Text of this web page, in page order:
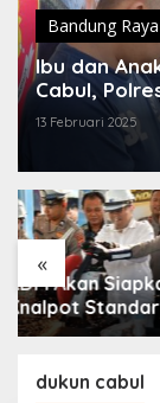
Bandung Raya
Ibu dan
Cabul,
13 Februari 2025
«
Pengolahan
Teknologi
Lahap Tiga
Barat
dukun cabul